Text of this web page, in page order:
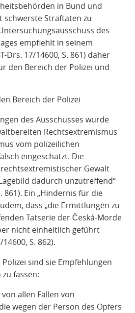
in Bund und
schwerste Straftaten zu
des
empfiehlt in seinem
Drs. 17/14600, S. 861) daher
den Bereich der Polizei und
Bereich der Polizei
des Ausschusses wurde
Rechtsextremismus
vom polizeilichen
eingeschätzt. Die
Gewalt
dadurch unzutreffend“
861). Ein „Hindernis für die
dass „die Ermittlungen zu
Tatserie der Česká-Morde
nicht einheitlich geführt
S. 862).
sind sie Empfehlungen
fassen:
allen Fällen von
wegen der Person des Opfers